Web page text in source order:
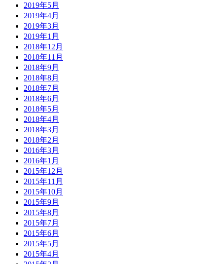
2019年5月
2019年4月
2019年3月
2019年1月
2018年12月
2018年11月
2018年9月
2018年8月
2018年7月
2018年6月
2018年5月
2018年4月
2018年3月
2018年2月
2016年3月
2016年1月
2015年12月
2015年11月
2015年10月
2015年9月
2015年8月
2015年7月
2015年6月
2015年5月
2015年4月